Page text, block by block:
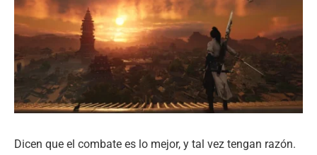
Dicen que el combate es lo mejor, y tal vez tengan razón.